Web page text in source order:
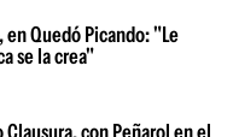
Quedó Picando: "Le
se la crea"